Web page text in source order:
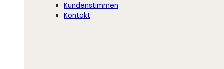
Kundenstimmen
Kontakt